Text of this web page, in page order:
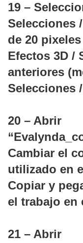
19 –
Selecciones
de 20 pixeles
Efectos 3D /
anteriores
Selecciones
20 – Abrir
Cambiar el
utilizado en
Copiar y
el trabajo en
21 – Abrir